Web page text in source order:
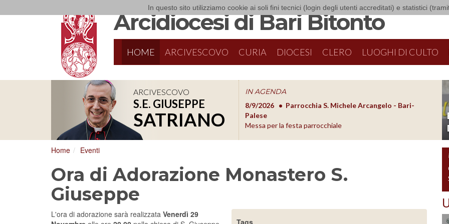
In questo sito utilizziamo cookie ai soli fini tecnici (login degli utenti accreditati) e statistici
Arcidiocesi di Bari Bitonto
HOME ARCIVESCOVO CURIA DIOCESI CLERO LUOGHI DI CULTO
ARCIVESCOVO
S.E. GIUSEPPE
SATRIANO
IN AGENDA
8/17/2026
Conversano
Conferenza Episcopale Pugliese
8/9/2026
Parrocchia S. Michele Arcangelo - Bari-
Palese
Messa per la festa parrocchiale
8/10/
Home Eventi
Ora di Adorazione Monastero S.
Giuseppe
Tags
L'ora di adorazione sarà realizzata Venerdì 29